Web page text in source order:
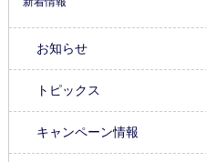
お知らせ
トピックス
キャンペーン情報